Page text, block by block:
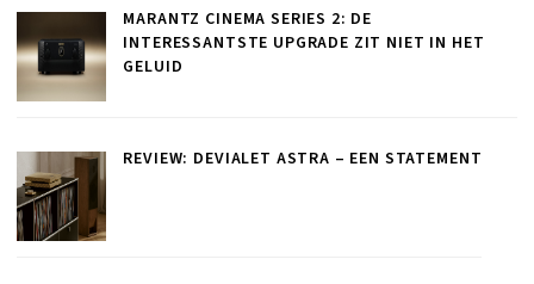
MARANTZ CINEMA SERIES 2: DE
INTERESSANTSTE UPGRADE ZIT NIET IN HET
GELUID
REVIEW: DEVIALET ASTRA – EEN STATEMENT